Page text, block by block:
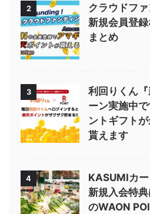
2
クラウドフ
新規会員登
まとめ
3
利回りくん
ーン実施中
ントギフト
貰えます
4
KASUMIカー
新規入会特
のWAON